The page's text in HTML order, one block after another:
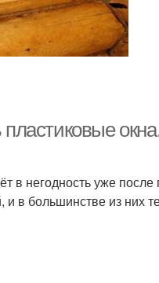
в негодность уже после
в большинстве из них